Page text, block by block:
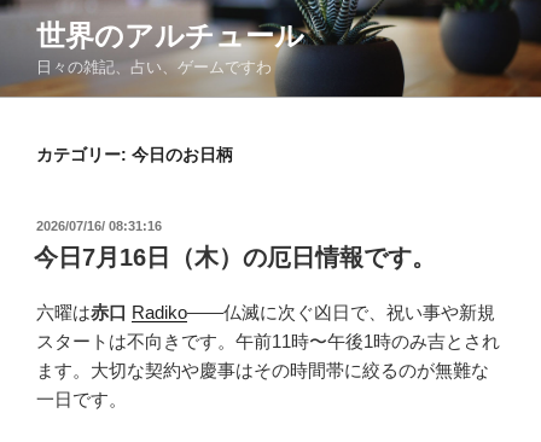
コ
ン
世界のアルチュール
日々の雑記、占い、ゲームですわ
カテゴリー: 今日のお日柄
投
稿
日:
2026/07/16/ 08:31:16
今日7月16日（木）の厄日情報です。
六曜は赤口 Radiko——仏滅に次ぐ凶日で、祝い事や新規
スタートは不向きです。午前11時〜午後1時のみ吉とされ
ます。大切な契約や慶事はその時間帯に絞るのが無難な
一日です。